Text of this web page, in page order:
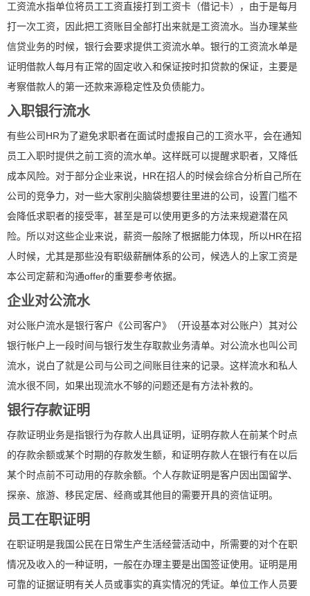
工资流水指单位将员工工资直接打到工资卡（借记卡），由于是每月
打一次工资，因此把工资账目全部打出来就是工资流水。当办理某些
信贷业务的时候，银行会要求提供工资流水单。银行的工资流水单是
证明借款人每月有正常的固定收入和保证按时扣贷款的保证，主要是
考察借款人的第一还款来源稳定性及负债能力。
入职银行流水
有些公司HR为了避免求职者在面试时虚报自己的工资水平，会在通知
员工入职时提供之前工资的流水单。这样既可以提醒求职者，又降低
成本风险。对于部分企业来说，HR在招人的时候会综合分析自己所在
公司的竞争力，对一些大家削尖脑袋想要往里进的公司，设置门槛不
会降低求职者的接受率，甚至是可以使用更多的方法来规避潜在风
险。所以对这些企业来说，薪资一般除了根据能力体现，所以HR在招
人时候，尤其是那些没有职级薪酬体系的公司，候选人的上家工资是
本公司定薪和沟通offer的重要参考依据。
企业对公流水
对公账户流水是银行客户《公司客户》（开设基本对公账户）其对公
银行帐户上一段时间与银行发生存取款业务清单。对公流水也叫公司
流水，说白了就是公司与公司之间账目往来的记录。这样流水和私人
流水很不同，如果出现流水不够的问题还是有方法补救的。
银行存款证明
存款证明业务是指银行为存款人出具证明，证明存款人在前某个时点
的存款余额或某个时期的存款发生额，和证明存款人在银行有在以后
某个时点前不可动用的存款余额。个人存款证明是客户因出国留学、
探亲、旅游、移民定居、经商或其他目的需要开具的资信证明。
员工在职证明
在职证明是我国公民在日常生产生活经营活动中，所需要的对个在职
情况及收入的一种证明，一般在办理主要是出国签证使用。证明是用
可靠的证据证明有关人员或事实的真实情况的凭证。单位工作人员要